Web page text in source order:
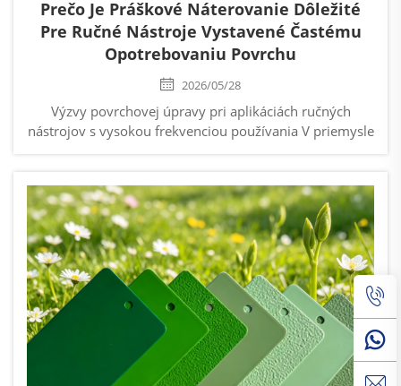
Prečo Je Práškové Náterovanie Dôležité
Pre Ručné Nástroje Vystavené Častému
Opotrebovaniu Povrchu
2026/05/28
Výzvy povrchovej úpravy pri aplikáciách ručných
nástrojov s vysokou frekvenciou používania V priemysle
opotrebovaniu, ochranu proti korózii a konzistenciu
výkonu. ...